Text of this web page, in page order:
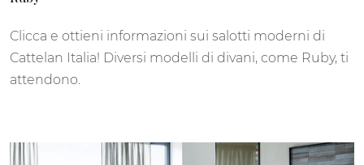
Clicca e ottieni informazioni sui salotti moderni di
Cattelan Italia! Diversi modelli di divani, come Ruby, ti
attendono.